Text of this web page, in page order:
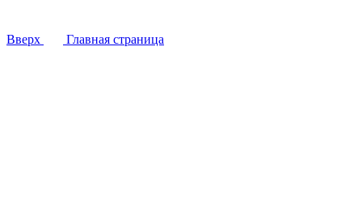
Вверх Главная страница